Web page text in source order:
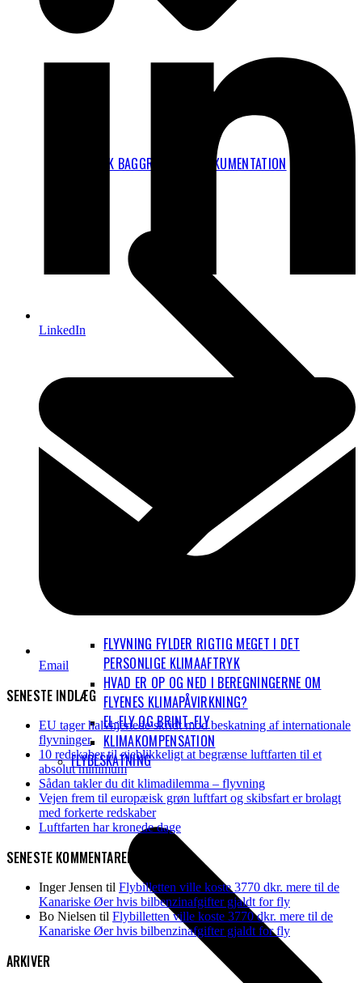
TEKNISK BAGGRUND OG DOKUMENTATION
FLYVNING FYLDER RIGTIG MEGET I DET
PERSONLIGE KLIMAAFTRYK
HVAD ER OP OG NED I BEREGNINGERNE OM
FLYENES KLIMAPÅVIRKNING?
EL-FLY OG BRINT-FLY
KLIMAKOMPENSATION
FLYBESKATNING
LinkedIn
Email
SENESTE INDLÆG
EU tager halvhjertede skridt mod beskatning af internationale
flyvninger
10 redskaber til øjeblikkeligt at begrænse luftfarten til et
absolut minimum
Sådan takler du dit klimadilemma – flyvning
Vejen frem til europæisk grøn luftfart og skibsfart er brolagt
med forkerte redskaber
Luftfarten har kronede dage
SENESTE KOMMENTARER
Inger Jensen til Flybilletten ville koste 3770 dkr. mere til de
Kanariske Øer hvis bilbenzinafgifter gjaldt for fly
Bo Nielsen til Flybilletten ville koste 3770 dkr. mere til de
Kanariske Øer hvis bilbenzinafgifter gjaldt for fly
ARKIVER